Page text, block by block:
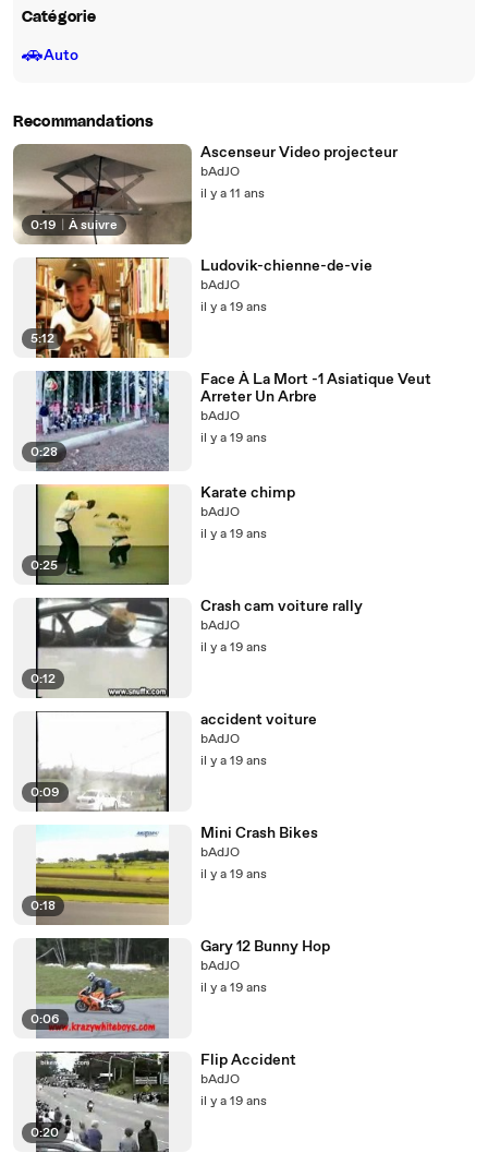
Catégorie
🚗Auto
Recommandations
0:19 À suivre
Ascenseur Video projecteur
bAdJO
il y a 11 ans
5:12
Ludovik-chienne-de-vie
bAdJO
il y a 19 ans
0:28
Face À La Mort -1 Asiatique Veut
Arreter Un Arbre
bAdJO
il y a 19 ans
0:25
Karate chimp
bAdJO
il y a 19 ans
0:12
Crash cam voiture rally
bAdJO
il y a 19 ans
0:09
accident voiture
bAdJO
il y a 19 ans
0:18
Mini Crash Bikes
bAdJO
il y a 19 ans
0:06
Gary 12 Bunny Hop
bAdJO
il y a 19 ans
0:20
Flip Accident
bAdJO
il y a 19 ans